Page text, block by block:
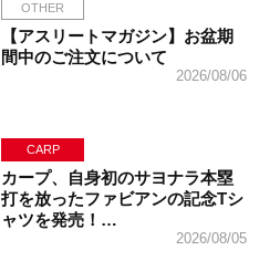
OTHER
【アスリートマガジン】お盆期
間中のご注文について
2026/08/06
CARP
カープ、自身初のサヨナラ本塁
打を放ったファビアンの記念Tシ
ャツを発売！…
2026/08/05